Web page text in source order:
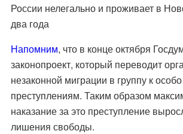
России нелегально и проживает в
два года
Напомним, что в конце октября
законопроект, который переводит
незаконной миграции в группу к
преступлениям. Таким образом
наказание за это преступление
лишения свободы.